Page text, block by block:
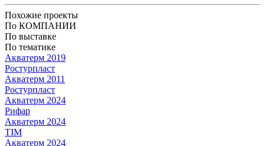
Похожие проекты
По КОМПАНИИ
По выставке
По тематике
Акватерм 2019
Ростурпласт
Акватерм 2011
Ростурпласт
Акватерм 2024
Рифар
Акватерм 2024
TIM
Акватерм 2024